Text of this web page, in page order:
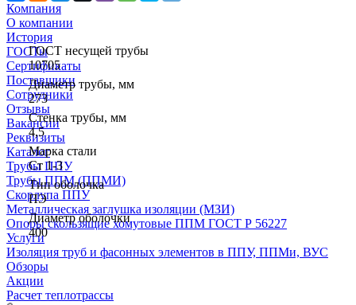
ГОСТ несущей трубы
10705
Диаметр трубы, мм
273
Стенка трубы, мм
4,5
Марка стали
Ст 1-3
Тип оболочка
ПЭ
Диаметр оболочки
400
Компания
О компании
История
ГОСТы
Сертификаты
Поставщики
Сотрудники
Отзывы
Вакансии
Реквизиты
Каталог
Трубы ППУ
Трубы ППМ (ППМИ)
Скорлупа ППУ
Металлическая заглушка изоляции (МЗИ)
Опоры скользящие хомутовые ППМ ГОСТ Р 56227
Услуги
Изоляция труб и фасонных элементов в ППУ, ППМи, ВУС
Обзоры
Акции
Расчет теплотрассы